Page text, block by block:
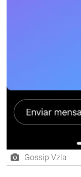
Gossip Vzla